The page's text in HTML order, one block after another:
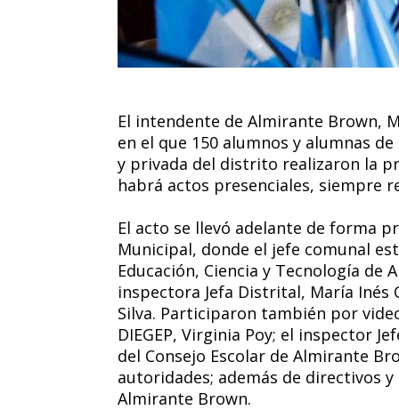
El intendente de Almirante Brown,
en el que 150 alumnos y alumnas
y privada del distrito realizaron la
habrá actos presenciales, siempre
El acto se llevó adelante de forma
Municipal, donde el jefe comunal
Educación, Ciencia y Tecnología de
inspectora Jefa Distrital, María Inés
Silva. Participaron también por
DIEGEP, Virginia Poy; el inspector
del Consejo Escolar de Almirante
autoridades; además de directivos
Almirante Brown.